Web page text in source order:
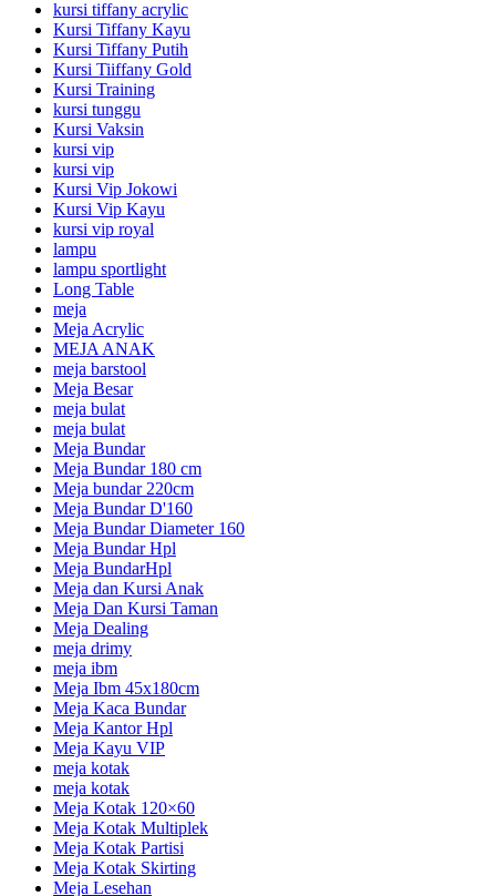
kursi tiffany acrylic
Kursi Tiffany Kayu
Kursi Tiffany Putih
Kursi Tiiffany Gold
Kursi Training
kursi tunggu
Kursi Vaksin
kursi vip
kursi vip
Kursi Vip Jokowi
Kursi Vip Kayu
kursi vip royal
lampu
lampu sportlight
Long Table
meja
Meja Acrylic
MEJA ANAK
meja barstool
Meja Besar
meja bulat
meja bulat
Meja Bundar
Meja Bundar 180 cm
Meja bundar 220cm
Meja Bundar D'160
Meja Bundar Diameter 160
Meja Bundar Hpl
Meja BundarHpl
Meja dan Kursi Anak
Meja Dan Kursi Taman
Meja Dealing
meja drimy
meja ibm
Meja Ibm 45x180cm
Meja Kaca Bundar
Meja Kantor Hpl
Meja Kayu VIP
meja kotak
meja kotak
Meja Kotak 120×60
Meja Kotak Multiplek
Meja Kotak Partisi
Meja Kotak Skirting
Meja Lesehan